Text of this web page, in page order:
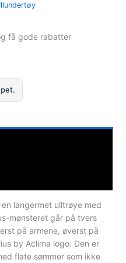
få gode rabatter
langermet ulltrøye med
mønsteret går på tvers
på armene, øverst på
by Aclima logo. Den er
flate sømmer som ikke